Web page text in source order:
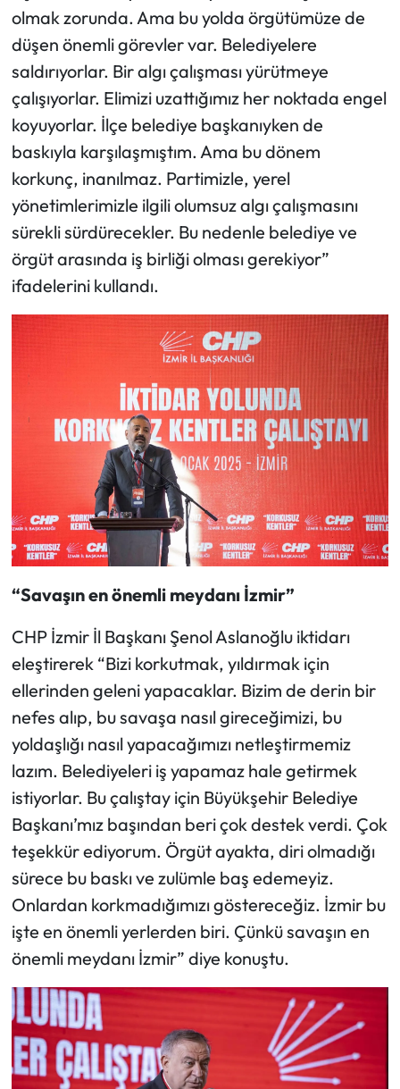
olmak zorunda. Ama bu yolda örgütümüze de
düşen önemli görevler var. Belediyelere
saldırıyorlar. Bir algı çalışması yürütmeye
çalışıyorlar. Elimizi uzattığımız her noktada engel
koyuyorlar. İlçe belediye başkanıyken de
baskıyla karşılaşmıştım. Ama bu dönem
korkunç, inanılmaz. Partimizle, yerel
yönetimlerimizle ilgili olumsuz algı çalışmasını
sürekli sürdürecekler. Bu nedenle belediye ve
örgüt arasında iş birliği olması gerekiyor”
ifadelerini kullandı.
“Savaşın en önemli meydanı İzmir”
CHP İzmir İl Başkanı Şenol Aslanoğlu iktidarı
eleştirerek “Bizi korkutmak, yıldırmak için
ellerinden geleni yapacaklar. Bizim de derin bir
nefes alıp, bu savaşa nasıl gireceğimizi, bu
yoldaşlığı nasıl yapacağımızı netleştirmemiz
lazım. Belediyeleri iş yapamaz hale getirmek
istiyorlar. Bu çalıştay için Büyükşehir Belediye
Başkanı’mız başından beri çok destek verdi. Çok
teşekkür ediyorum. Örgüt ayakta, diri olmadığı
sürece bu baskı ve zulümle baş edemeyiz.
Onlardan korkmadığımızı göstereceğiz. İzmir bu
işte en önemli yerlerden biri. Çünkü savaşın en
önemli meydanı İzmir” diye konuştu.